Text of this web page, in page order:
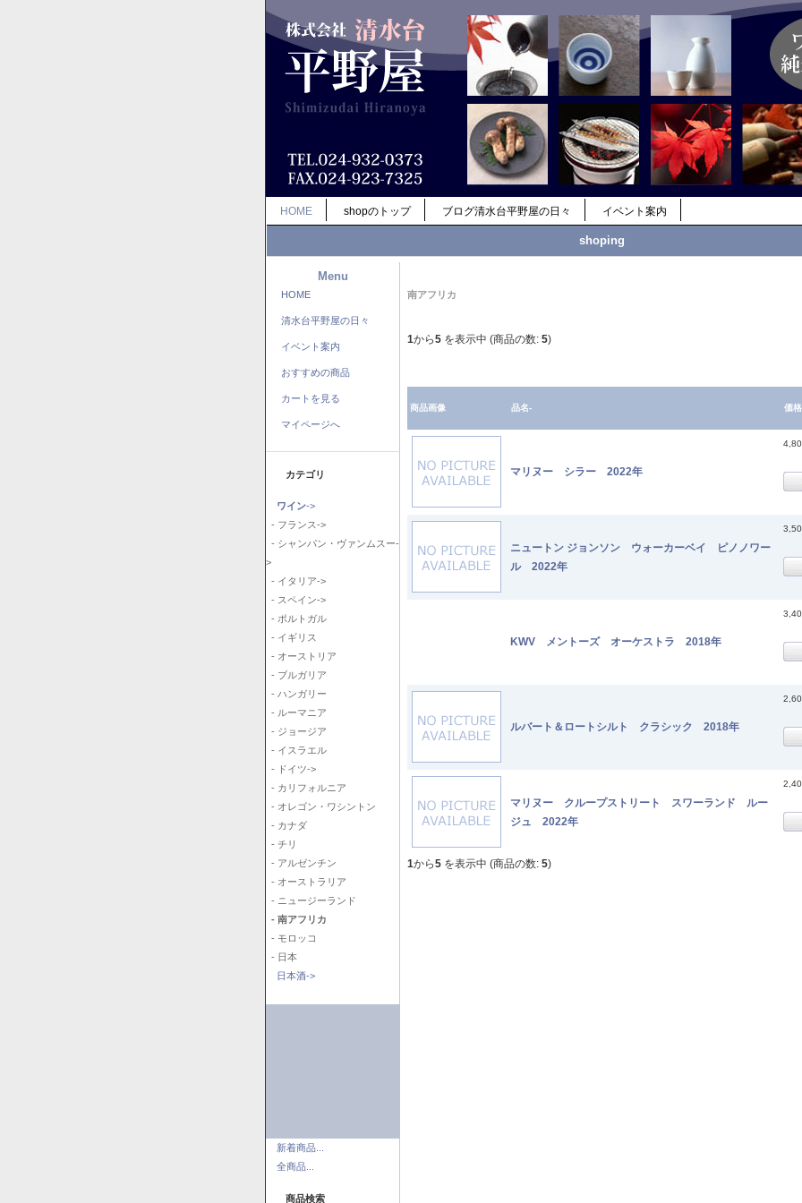
HOME shopのトップ ブログ清水台平野屋の日々 イベント案内
shoping
Menu
HOME
清水台平野屋の日々
イベント案内
おすすめの商品
カートを見る
マイページへ
カテゴリ
ワイン->
- フランス->
- シャンパン・ヴァンムスー-
>
- イタリア->
- スペイン->
- ポルトガル
- イギリス
- オーストリア
- ブルガリア
- ハンガリー
- ルーマニア
- ジョージア
- イスラエル
- ドイツ->
- カリフォルニア
- オレゴン・ワシントン
- カナダ
- チリ
- アルゼンチン
- オーストラリア
- ニュージーランド
- 南アフリカ
- モロッコ
- 日本
日本酒->
新着商品...
全商品...
商品検索
南アフリカ
1から5 を表示中 (商品の数: 5)
商品画像 品名- 価格
マリヌー シラー 2022年
ニュートン ジョンソン ウォーカーベイ ピノノワー
ル 2022年
KWV メントーズ オーケストラ 2018年
ルバート＆ロートシルト クラシック 2018年
マリヌー クループストリート スワーランド ルー
ジュ 2022年
1から5 を表示中 (商品の数: 5)